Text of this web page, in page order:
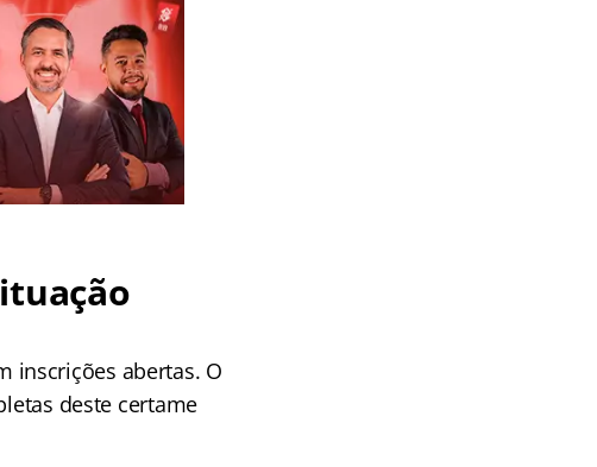
inscrições abertas. O
deste certame